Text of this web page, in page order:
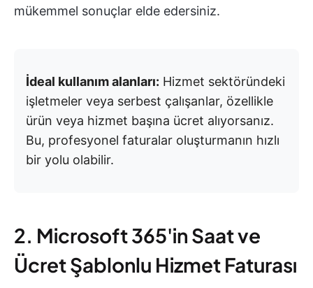
mükemmel sonuçlar elde edersiniz.
İdeal kullanım alanları: Hizmet sektöründeki
işletmeler veya serbest çalışanlar, özellikle
ürün veya hizmet başına ücret alıyorsanız.
Bu, profesyonel faturalar oluşturmanın hızlı
bir yolu olabilir.
2. Microsoft 365'in Saat ve
Ücret Şablonlu Hizmet Faturası